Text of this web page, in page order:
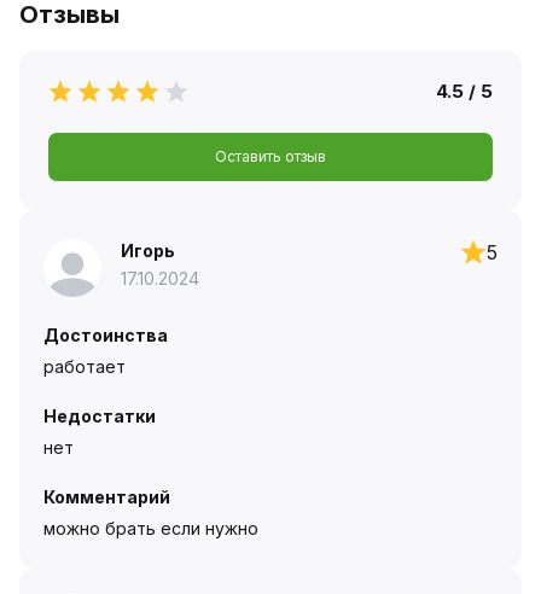
Отзывы
4.5 / 5
Оставить отзыв
Игорь
17.10.2024
5
Достоинства
работает
Недостатки
нет
Комментарий
можно брать если нужно